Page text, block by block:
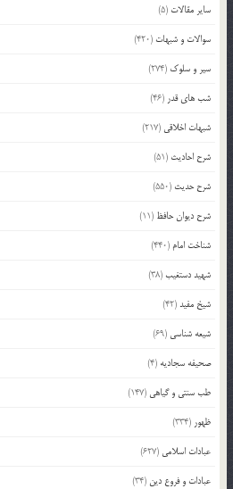
سایر مقالات (5)
سوالات و شبهات (420)
سیر و سلوک (274)
شب های قدر (46)
شبهات اخلاقی (217)
شرح احادیث (51)
شرح حدیث (550)
شرح دیوان حافظ (11)
شناخت امام (440)
شهید دستغیب(38)
شیخ مفید(42)
شیعه شناسی (69)
صحیفه سجادیه (4)
طب سنتی و گیاهی (147)
ظهور (334)
عبادات اسلامی (627)
عبادات و فروع دین (34)